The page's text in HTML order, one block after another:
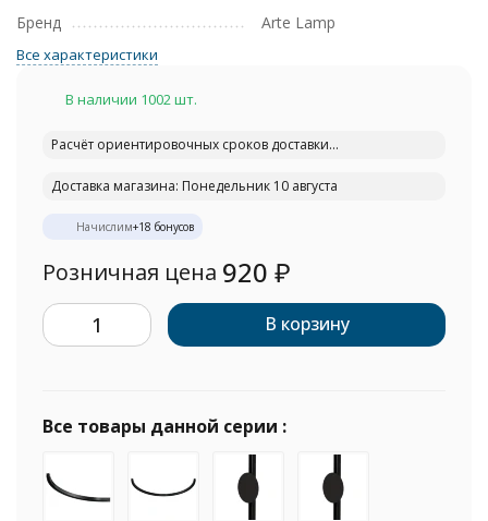
Бренд
Arte Lamp
Все характеристики
В наличии 1002 шт.
Расчёт ориентировочных сроков доставки...
Доставка магазина: Понедельник 10 августа
Начислим+18 бонусов
Розничная цена 920 ₽
В корзину
Все товары данной серии :